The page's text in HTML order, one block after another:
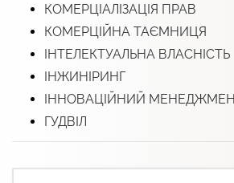
КОМЕРЦІАЛІЗАЦІЯ ПРАВ
КОМЕРЦІЙНА ТАЄМНИЦЯ
ІНТЕЛЕКТУАЛЬНА ВЛАСНІСТЬ
ІНЖИНІРИНГ
ІННОВАЦІЙНИЙ
ГУДВІЛ